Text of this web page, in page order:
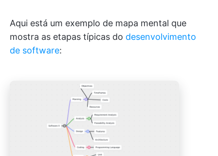
Aqui está um exemplo de mapa mental que
mostra as etapas típicas do desenvolvimento
de software: